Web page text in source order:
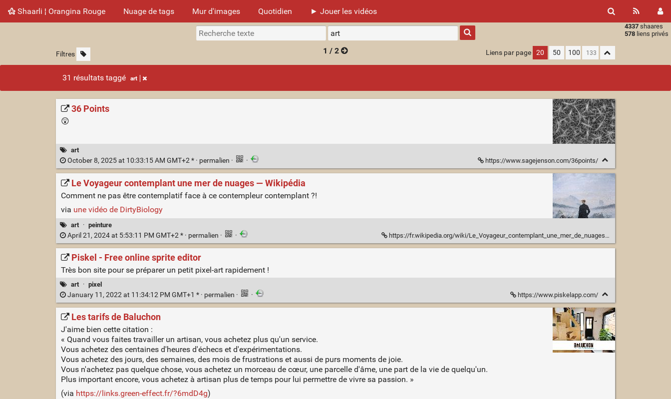
Shaarli ¦ Orangina Rouge Nuage de tags Mur d'images Quotidien ► Jouer les vidéos
4337 shaares
578 liens privés
Type 1 or
more
characters
results.
Filtres 1 / 2 Liens par page 20 50 100
31 résultats taggé art
36 Points
😲
art
October 8, 2025 at 10:33:15 AM GMT+2 * · permalien · · https://www.sagejenson.com/36points/
Le Voyageur contemplant une mer de nuages — Wikipédia
Comment ne pas être contemplatif face à ce contempleur contemplant ?!
via une vidéo de DirtyBiology
art · peinture
April 21, 2024 at 5:53:11 PM GMT+2 * · permalien · · https://fr.wikipedia.org/wiki/Le_Voyageur_contemplant_une_mer_de_nuages
Piskel - Free online sprite editor
Très bon site pour se préparer un petit pixel-art rapidement !
art · pixel
January 11, 2022 at 11:34:12 PM GMT+1 * · permalien · · https://www.piskelapp.com/
Les tarifs de Baluchon
J'aime bien cette citation :
« Quand vous faites travailler un artisan, vous achetez plus qu'un service.
Vous achetez des centaines d'heures d'échecs et d'expérimentations.
Vous achetez des jours, des semaines, des mois de frustrations et aussi de purs moments de joie.
Vous n'achetez pas quelque chose, vous achetez un morceau de cœur, une parcelle d'âme, une part de la vie de quelqu'un.
Plus important encore, vous achetez à artisan plus de temps pour lui permettre de vivre sa passion. »
(via https://links.green-effect.fr/?6mdD4g)